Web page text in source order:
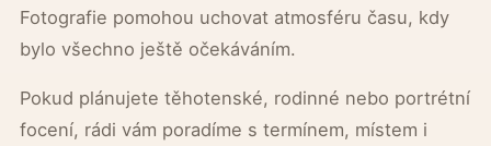
Fotografie pomohou uchovat atmosféru času, kdy
bylo všechno ještě očekáváním.
Pokud plánujete těhotenské, rodinné nebo portrétní
focení, rádi vám poradíme s termínem, místem i